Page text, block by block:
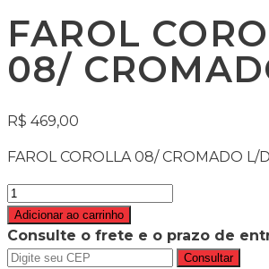
FAROL
08/
R$ 469,00
FAROL COROLLA 08/ CROMADO L/D
Adicionar ao carrinho
Consulte o frete e o prazo de
Consultar